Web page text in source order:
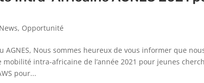
News, Opportunité
AGNES, Nous sommes heureux de vous informer que
intra-africaine de l’année 2021 pour jeunes
pour...